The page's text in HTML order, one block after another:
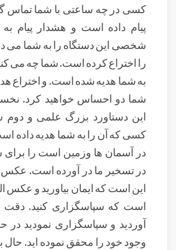
کسی در چه ساعتی با شما تماس
پیام داده است و هشدار پیام
شخصی این دستگاه را به شما می
را اختراع کرده است. شما چه می
به شما هدیه شده است. و اختراع
شما دو احساس خواهید کرد.
این دستاورد بزرگ علمی و دوم
کسی که آن را به شما هدیه داده
در آسمان ها وزمین است را برای
در تسخیر ما در آورده است.
این است که ایمان بیاورید و عکس
است که سپاسگزاری کنید. دقت
آوردید و سپاسگزاری نمودید در
وجود خود را محقق نموده اید. حال